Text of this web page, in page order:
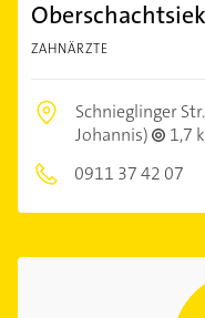
ZAHNÄRZTE
Schnieglinger
Johannis)
1,7
0911 37 42 07